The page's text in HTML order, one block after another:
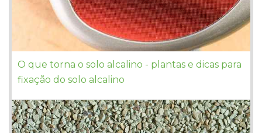
O que torna o solo alcalino - plantas e dicas para
fixação do solo alcalino